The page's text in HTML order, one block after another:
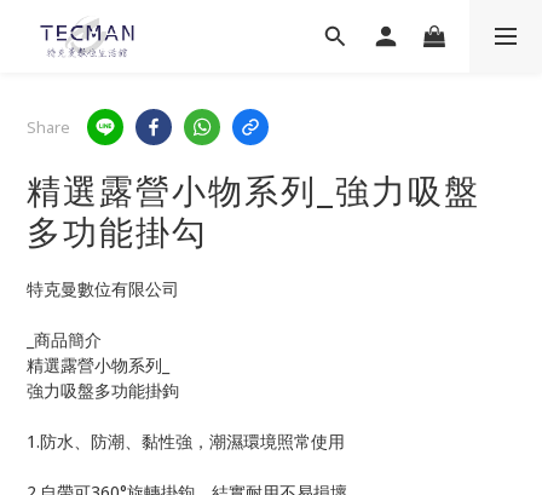
Share
精選露營小物系列_強力吸盤
多功能掛勾
特克曼數位有限公司
_商品簡介
精選露營小物系列_
強力吸盤多功能掛鉤
1.防水、防潮、黏性強，潮濕環境照常使用